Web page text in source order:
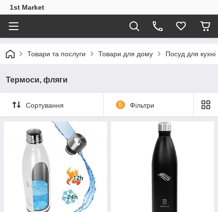
1st Market
Товари та послуги Товари для дому Посуд для кухні
Термоси, фляги
Сортування 0 Фільтри